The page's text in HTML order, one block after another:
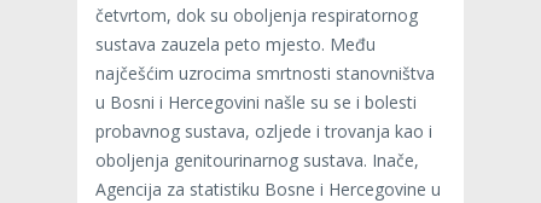
četvrtom, dok su oboljenja respiratornog
sustava zauzela peto mjesto. Među
najčešćim uzrocima smrtnosti stanovništva
u Bosni i Hercegovini našle su se i bolesti
probavnog sustava, ozljede i trovanja kao i
oboljenja genitourinarnog sustava. Inače,
Agencija za statistiku Bosne i Hercegovine u